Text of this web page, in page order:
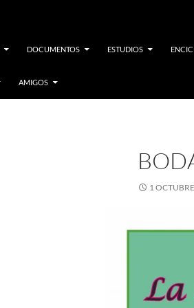
DOCUMENTOS ESTUDIOS
AMIGOS
1